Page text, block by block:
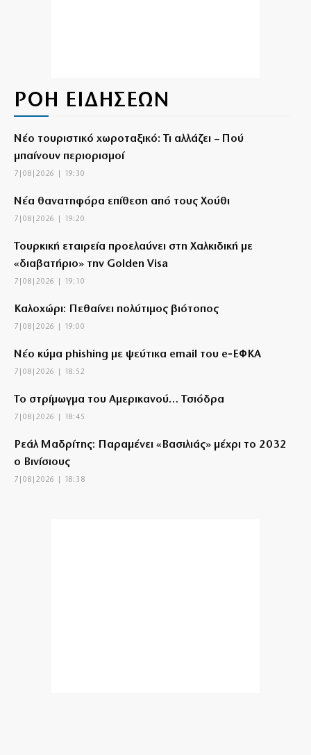
ΡΟΗ ΕΙΔΗΣΕΩΝ
Νέο τουριστικό χωροταξικό: Τι αλλάζει – Πού
μπαίνουν περιορισμοί
7|08|2026 | 19:30
Νέα θανατηφόρα επίθεση από τους Χούθι
7|08|2026 | 19:20
Τουρκική εταιρεία προελαύνει στη Χαλκιδική με
«διαβατήριο» την Golden Visa
7|08|2026 | 19:10
Καλοχώρι: Πεθαίνει πολύτιμος βιότοπος
7|08|2026 | 19:00
Νέο κύμα phishing με ψεύτικα email του e‑ΕΦΚΑ
7|08|2026 | 18:52
Το στρίμωγμα του Αμερικανού… Τσιόδρα
7|08|2026 | 18:45
Ρεάλ Μαδρίτης: Παραμένει «Βασιλιάς» μέχρι το 2032
ο Βινίσιους
7|08|2026 | 18:38